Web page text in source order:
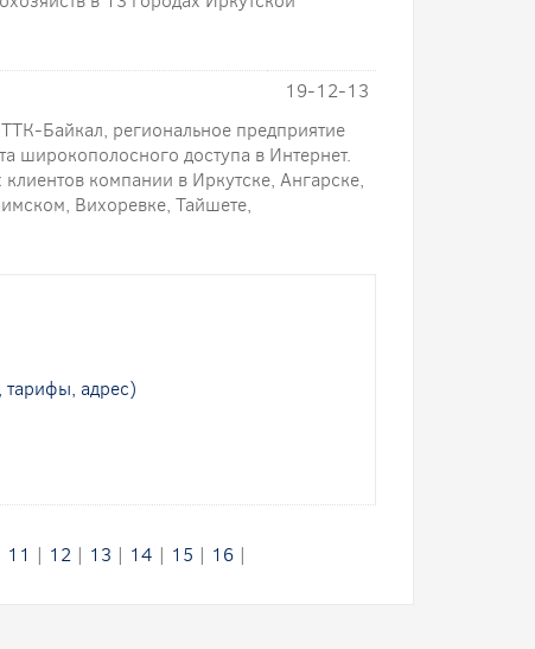
19-12-13
Байкал, региональное предприятие
широкополосного доступа в Интернет.
компании в Иркутске, Ангарске,
Вихоревке, Тайшете,
тарифы, адрес)
11 | 12| 13 | 14 | 15 | 16|